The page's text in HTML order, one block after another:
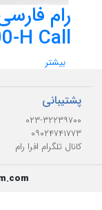
رام
H Call
بیشتر
پشتیبانی
۰۲۳-۳۲۲۳۹۷۰۰
۰۹۰۲۴۷۴۱۷۷۳
کانال تلگرام افرا رام